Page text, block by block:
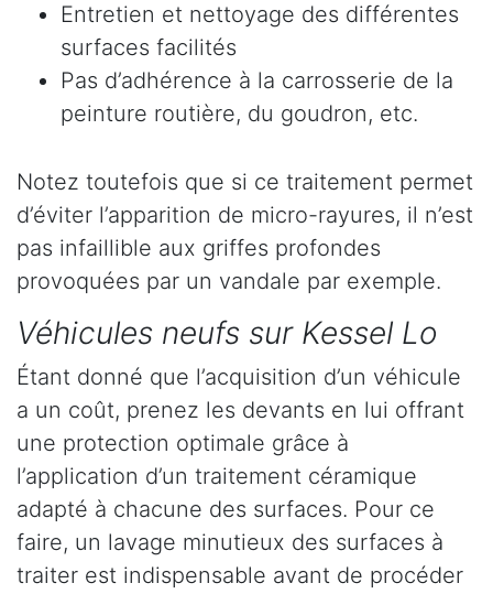
Entretien et nettoyage des différentes
surfaces facilités
Pas d’adhérence à la carrosserie de la
peinture routière, du goudron, etc.
Notez toutefois que si ce traitement permet
d’éviter l’apparition de micro-rayures, il n’est
pas infaillible aux griffes profondes
provoquées par un vandale par exemple.
Véhicules neufs sur Kessel Lo
Étant donné que l’acquisition d’un véhicule
a un coût, prenez les devants en lui offrant
une protection optimale grâce à
l’application d’un traitement céramique
adapté à chacune des surfaces. Pour ce
faire, un lavage minutieux des surfaces à
traiter est indispensable avant de procéder